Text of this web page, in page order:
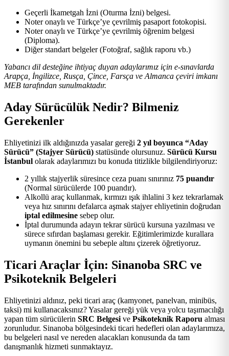
Geçerli İkametgah İzni (Oturma İzni) belgesi.
Noter onaylı ve Türkçe’ye çevrilmiş pasaport fotokopisi.
Noter onaylı ve Türkçe’ye çevrilmiş öğrenim belgesi
(Diploma).
Diğer standart belgeler (Fotoğraf, sağlık raporu vb.)
Yabancı dil desteğine ihtiyaç duyan adaylarımız için e-sınavlarda
Arapça, İngilizce, Rusça, Çince, Farsça ve Almanca çeviri imkanı
MEB tarafından sunulmaktadır.
Aday Sürücülük Nedir? Bilmeniz
Gerekenler
Ehliyetinizi ilk aldığınızda yasalar gereği 2 yıl boyunca “Aday
Sürücü” (Stajyer Sürücü) statüsünde olursunuz. Sürücü Kursu
İstanbul olarak adaylarımızı bu konuda titizlikle bilgilendiriyoruz:
2 yıllık stajyerlik süresince ceza puanı sınırınız 75 puandır
(Normal sürücülerde 100 puandır).
Alkollü araç kullanmak, kırmızı ışık ihlalini 3 kez tekrarlamak
veya hız sınırını defalarca aşmak stajyer ehliyetinin doğrudan
iptal edilmesine sebep olur.
İptal durumunda adayın tekrar sürücü kursuna yazılması ve
sürece sıfırdan başlaması gerekir. Eğitimlerimizde kurallara
uymanın önemini bu sebeple altını çizerek öğretiyoruz.
Ticari Araçlar İçin: Sinanoba SRC ve
Psikoteknik Belgeleri
Ehliyetinizi aldınız, peki ticari araç (kamyonet, panelvan, minibüs,
taksi) mi kullanacaksınız? Yasalar gereği yük veya yolcu taşımacılığı
yapan tüm sürücülerin SRC Belgesi ve Psikoteknik Raporu alması
zorunludur. Sinanoba bölgesindeki ticari hedefleri olan adaylarımıza,
bu belgeleri nasıl ve nereden alacakları konusunda da tam
danışmanlık hizmeti sunmaktayız.